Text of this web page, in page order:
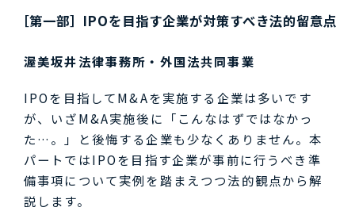
［第一部］IPOを目指す企業が対策すべき法的留意点
渥美坂井法律事務所・外国法共同事業
IPOを目指してM&Aを実施する企業は多いです
が、いざM&A実施後に「こんなはずではなかっ
た…。」と後悔する企業も少なくありません。本
パートではIPOを目指す企業が事前に行うべき準
備事項について実例を踏まえつつ法的観点から解
説します。